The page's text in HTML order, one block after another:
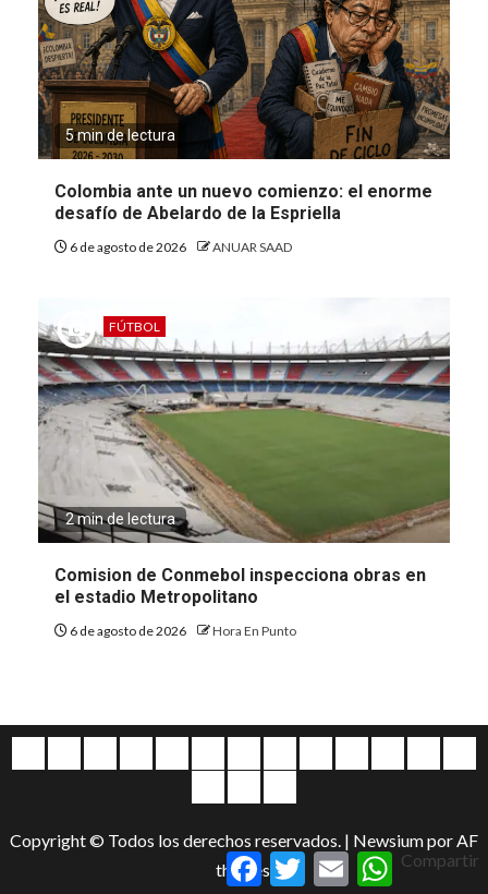
5 min de lectura
Colombia ante un nuevo comienzo: el enorme
desafío de Abelardo de la Espriella
6 de agosto de 2026 ANUAR SAAD
FÚTBOL
2 min de lectura
Comision de Conmebol inspecciona obras en
el estadio Metropolitano
6 de agosto de 2026 Hora En Punto
Entretenimiento
Copyright © Todos los derechos reservados. | Newsiumpor AF
themes.FacebookTwitterEmail WhatsApp
Compartir